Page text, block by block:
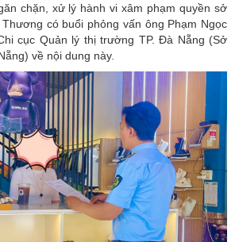
chặn, xử lý hành vi xâm phạm quyền sở
có buổi phỏng vấn ông Phạm Ngọc
cục Quản lý thị trường TP. Đà Nẵng (Sở
về nội dung này.